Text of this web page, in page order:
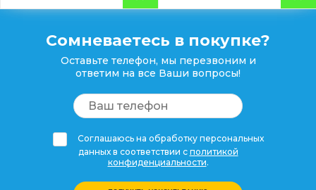
Сомневаетесь в покупке?
Оставьте телефон, мы перезвоним и
ответим на все Ваши вопросы!
Соглашаюсь на обработку персональных
данных в соответствии с политикой
конфиденциальности.